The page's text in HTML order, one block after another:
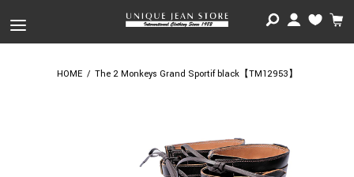
HOME / The 2 Monkeys Grand Sportif black【TM12953】